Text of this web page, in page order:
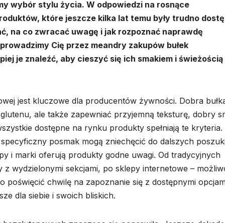
wybór stylu życia. W odpowiedzi na rosnące
które jeszcze kilka lat temu były trudno
na co zwracać uwagę i jak rozpoznać naprawdę
Cię przez meandry zakupów bułek
je znaleźć, aby cieszyć się ich smakiem i świeżością
jest kluczowe dla producentów żywności. Dobra
ale także zapewniać przyjemną teksturę, dobry
dostępne na rynku produkty spełniają te kryteria.
posmak mogą zniechęcić do dalszych
i marki oferują produkty godne uwagi. Od tradycyjnych
wydzielonymi sekcjami, po sklepy internetowe –
poświęcić chwilę na zapoznanie się z dostępnymi
dla siebie i swoich bliskich.